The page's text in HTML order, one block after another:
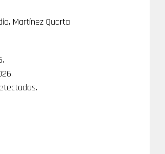
Martínez Quarta